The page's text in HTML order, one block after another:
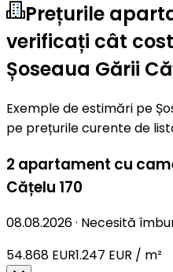
Prețurile
verificați cât
Șoseaua Gării
Exemple de estimări pe
pe prețurile curente de
2 apartament cu
Cățelu 170
08.08.2026· Necesită
54.868 EUR1.247 EUR / m²